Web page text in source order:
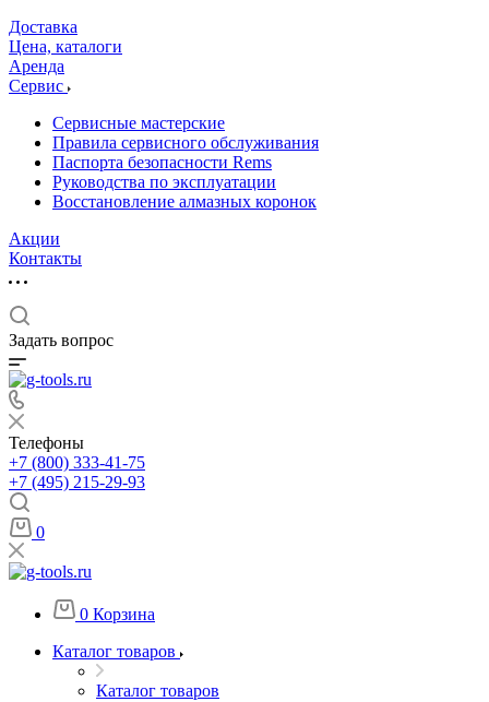
Доставка
Цена, каталоги
Аренда
Сервис
Сервисные мастерские
Правила сервисного обслуживания
Паспорта безопасности Rems
Руководства по эксплуатации
Восстановление алмазных коронок
Акции
Контакты
Задать вопрос
Телефоны
+7 (800) 333-41-75
+7 (495) 215-29-93
0
0 Корзина
Каталог товаров
Каталог товаров